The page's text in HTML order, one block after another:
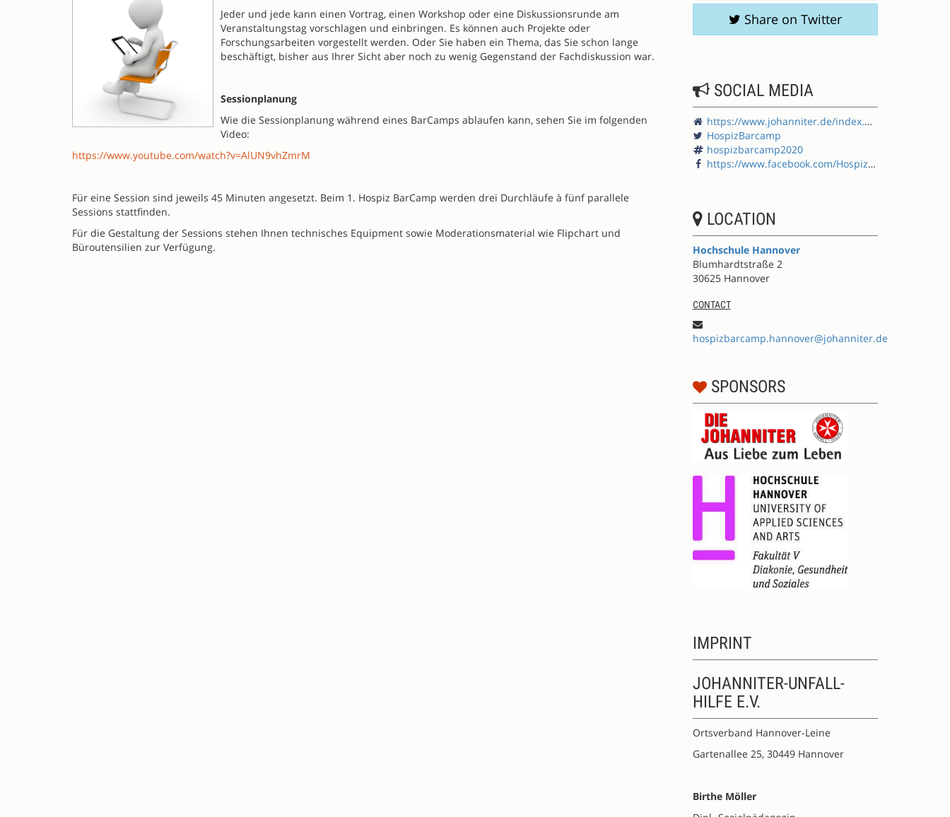
Jeder und jede kann einen Vortrag, einen Workshop oder eine Diskussionsrunde am
Veranstaltungstag vorschlagen und einbringen. Es können auch Projekte oder
Forschungsarbeiten vorgestellt werden. Oder Sie haben ein Thema, das Sie schon lange
beschäftigt, bisher aus Ihrer Sicht aber noch zu wenig Gegenstand der Fachdiskussion war.
Sessionplanung
Wie die Sessionplanung während eines BarCamps ablaufen kann, sehen Sie im folgenden
Video:
https://www.youtube.com/watch?v=AlUN9vhZmrM
Für eine Session sind jeweils 45 Minuten angesetzt. Beim 1. Hospiz BarCamp werden drei Durchläufe à fünf parallele
Sessions stattfinden.
Für die Gestaltung der Sessions stehen Ihnen technisches Equipment sowie Moderationsmaterial wie Flipchart und
Büroutensilien zur Verfügung.
Share on Twitter
SOCIAL MEDIA
https://www.johanniter.de/index.php?id=266466
HospizBarcamp
hospizbarcamp2020
https://www.facebook.com/Hospiz-BarCamp-100175361456236/
LOCATION
Hochschule Hannover
Blumhardtstraße 2
30625 Hannover
CONTACT
hospizbarcamp.hannover@johanniter.de
SPONSORS
IMPRINT
JOHANNITER-UNFALL-
HILFE E.V.
Ortsverband Hannover-Leine
Gartenallee 25, 30449 Hannover
Birthe Möller